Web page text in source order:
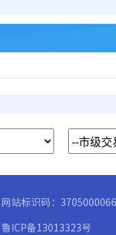
网站标识码：3705000066
鲁ICP备13013323号